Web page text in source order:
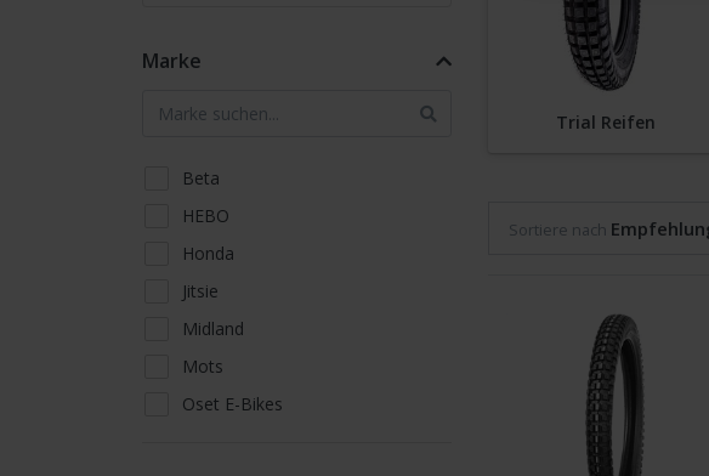
Marke
Beta
HEBO
Honda
Jitsie
Midland
Mots
Oset E-Bikes
Trial Reifen
Sortiere nach